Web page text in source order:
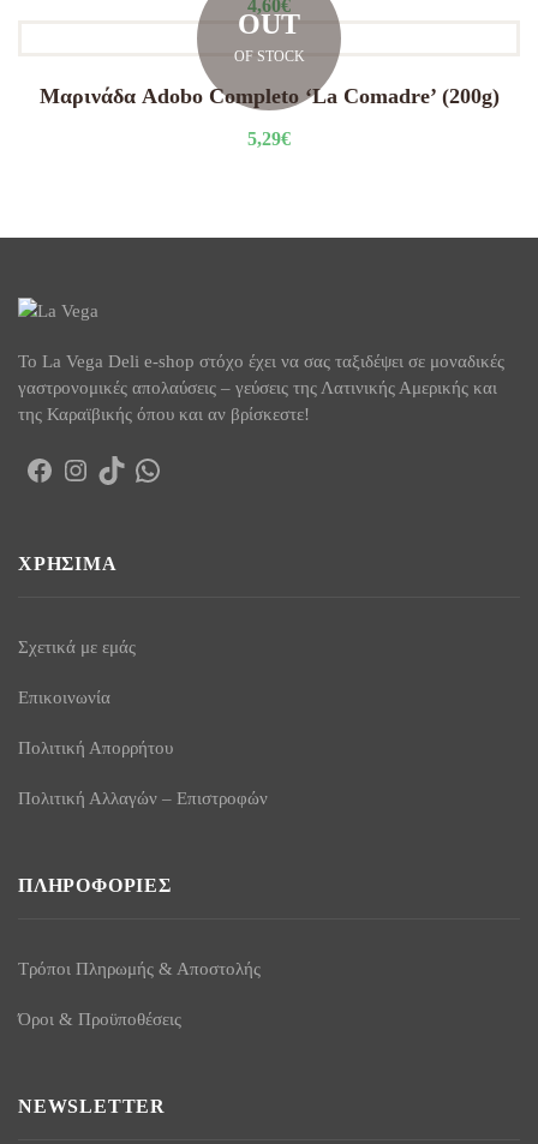
4,60€
OUT
OF STOCK
Μαρινάδα Adobo Completo ‘La Comadre’ (200g)
5,29€
To La Vega Deli e-shop στόχο έχει να σας ταξιδέψει σε μοναδικές
γαστρονομικές απολαύσεις – γεύσεις της Λατινικής Αμερικής και
της Καραϊβικής όπου και αν βρίσκεστε!
Facebook
Instagram
TikTokWhatsApp
ΧΡΉΣΙΜΑ
Σχετικά με εμάς
Επικοινωνία
Πολιτική Απορρήτου
Πολιτική Αλλαγών – Επιστροφών
ΠΛΗΡΟΦΟΡΊΕΣ
Τρόποι Πληρωμής & Αποστολής
Όροι & Προϋποθέσεις
NEWSLETTER